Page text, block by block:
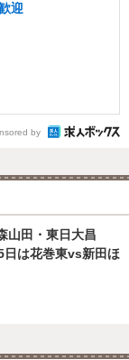
迎
by
山田・東日大昌
日は花巻東vs新田ほ